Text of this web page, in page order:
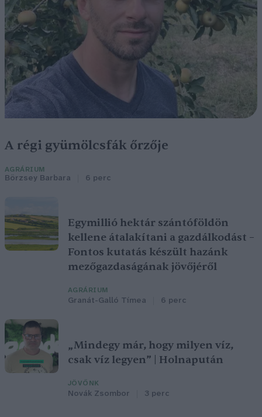
A régi gyümölcsfák őrzője
AGRÁRIUM
Börzsey Barbara 6 perc
Egymillió hektár szántóföldön
kellene átalakítani a gazdálkodást –
Fontos kutatás készült hazánk
mezőgazdaságának jövőjéről
AGRÁRIUM
Granát-Galló Tímea 6 perc
„Mindegy már, hogy milyen víz,
csak víz legyen” | Holnapután
JÖVŐNK
Novák Zsombor 3 perc